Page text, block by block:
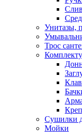
Унитазы,
Трос
Сушилки
Мойки